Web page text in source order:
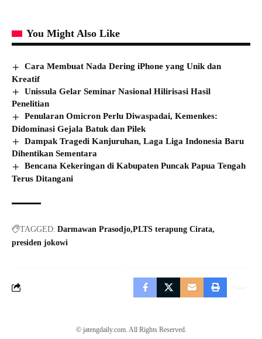
You Might Also Like
Cara Membuat Nada Dering iPhone yang Unik dan
Kreatif
Unissula Gelar Seminar Nasional Hilirisasi Hasil
Penelitian
Penularan Omicron Perlu Diwaspadai, Kemenkes:
Didominasi Gejala Batuk dan Pilek
Dampak Tragedi Kanjuruhan, Laga Liga Indonesia Baru
Dihentikan Sementara
Bencana Kekeringan di Kabupaten Puncak Papua Tengah
Terus Ditangani
TAGGED: Darmawan Prasodjo PLTS terapung Cirata
presiden jokowi
© jatengdaily.com. All Rights Reserved.